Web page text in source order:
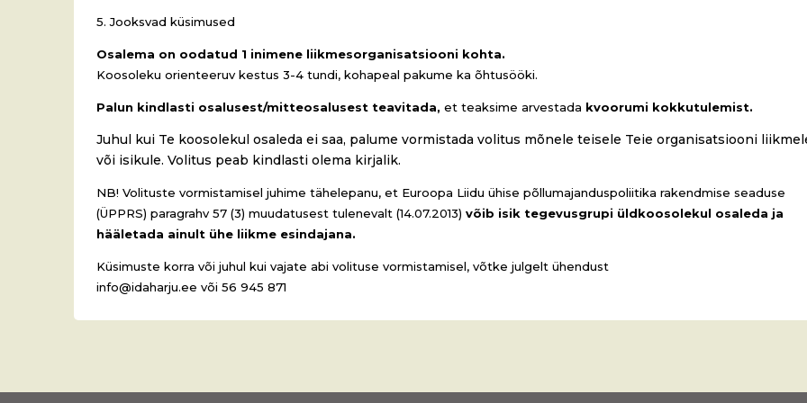
5. Jooksvad küsimused
Osalema on oodatud 1 inimene liikmesorganisatsiooni kohta.
Koosoleku orienteeruv kestus 3-4 tundi, kohapeal pakume ka õhtusööki.
Palun kindlasti osalusest/mitteosalusest teavitada, et teaksime arvestada kvoorumi kokkutulemist.
Juhul kui Te koosolekul osaleda ei saa, palume vormistada volitus mõnele teisele Teie organisatsiooni
või isikule. Volitus peab kindlasti olema kirjalik.
NB! Volituste vormistamisel juhime tähelepanu, et Euroopa Liidu ühise põllumajanduspoliitika rakendmise seaduse
(ÜPPRS) paragrahv 57 (3) muudatusest tulenevalt (14.07.2013) võib isik tegevusgrupi üldkoosolekul osaleda ja
hääletada ainult ühe liikme esindajana.
Küsimuste korra või juhul kui vajate abi volituse vormistamisel, võtke julgelt ühendust
info@idaharju.ee või 56 945 871